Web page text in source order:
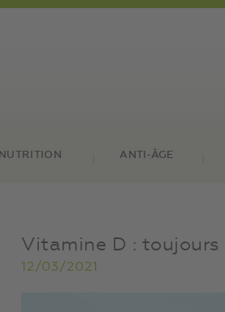
NUTRITION ANTI-ÂGE
Vitamine D :
12/03/2021